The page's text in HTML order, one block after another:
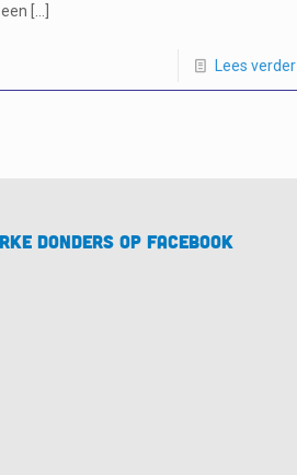
Lees verder
Donders op Facebook